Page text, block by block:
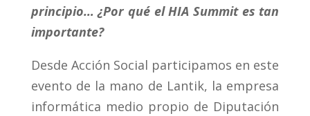
principio… ¿Por qué el HIA Summit es tan
importante?
Desde Acción Social participamos en este
evento de la mano de Lantik, la empresa
informática medio propio de Diputación